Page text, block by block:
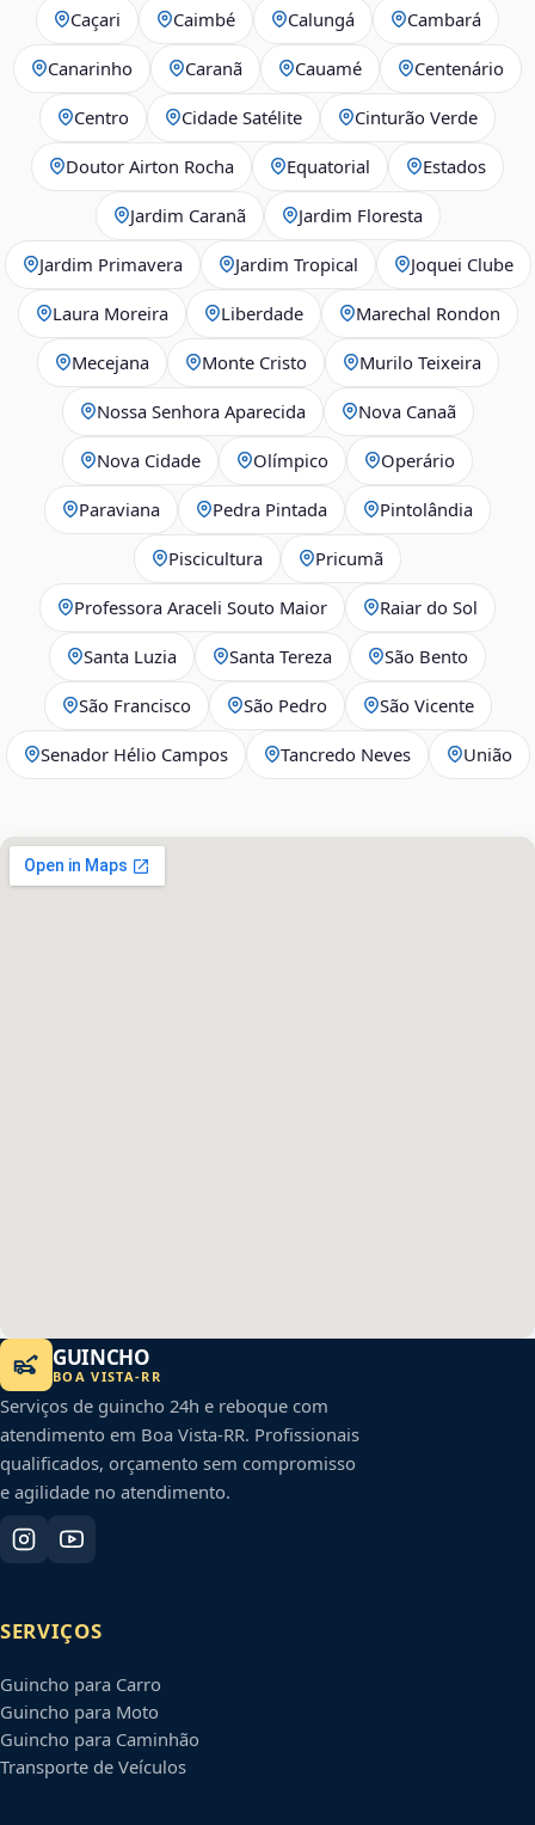
Caçari Caimbé Calungá Cambará
Canarinho Caranã Cauamé Centenário
Centro Cidade Satélite Cinturão Verde
Doutor Airton Rocha Equatorial Estados
Jardim Caranã Jardim Floresta
Jardim Primavera Jardim Tropical Joquei Clube
Laura Moreira Liberdade Marechal Rondon
Mecejana Monte Cristo Murilo Teixeira
Nossa Senhora Aparecida Nova Canaã
Nova Cidade Olímpico Operário
Paraviana Pedra Pintada Pintolândia
Piscicultura Pricumã
Professora Araceli Souto Maior Raiar do Sol
Santa Luzia Santa Tereza São Bento
São Francisco São Pedro São Vicente
Senador Hélio Campos Tancredo Neves União
GUINCHO
BOA VISTA-RR
Serviços de guincho 24h e reboque com
atendimento em Boa Vista-RR. Profissionais
qualificados, orçamento sem compromisso
e agilidade no atendimento.
SERVIÇOS
Guincho para Carro
Guincho para Moto
Guincho para Caminhão
Transporte de Veículos